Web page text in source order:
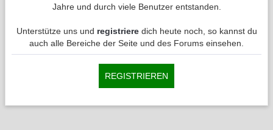
Jahre und durch viele Benutzer entstanden.
Unterstütze uns und registrieredich heute noch, so kannst du
auch alle Bereiche der Seite und des Forums einsehen.
REGISTRIEREN